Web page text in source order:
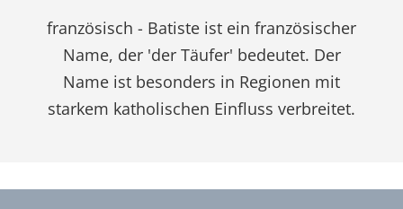
französisch - Batiste ist ein französischer
Name, der 'der Täufer' bedeutet. Der
Name ist besonders in Regionen mit
starkem katholischen Einfluss verbreitet.